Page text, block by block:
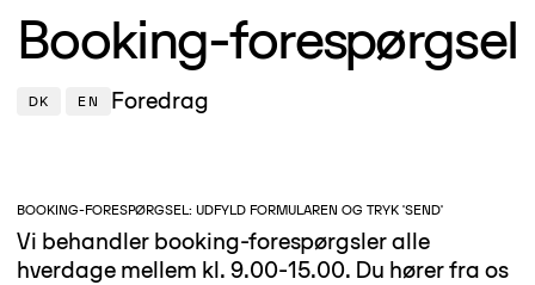
Booking-forespørgsel
DK EN Foredrag
BOOKING-FORESPØRGSEL: UDFYLD FORMULAREN OG TRYK 'SEND'
Vi behandler booking-forespørgsler alle
hverdage mellem kl. 9.00-15.00. Du hører fra os